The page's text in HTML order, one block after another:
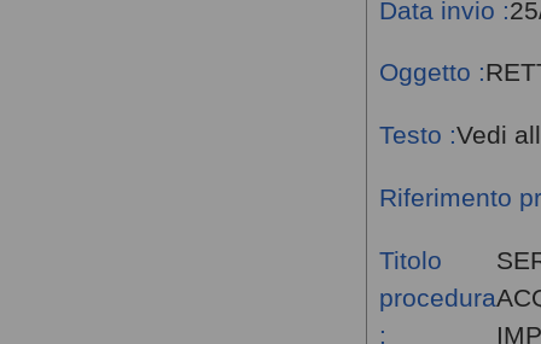
Data invio :
Oggetto :
Testo :Vedi
Riferimento
Titolo
procedura
: